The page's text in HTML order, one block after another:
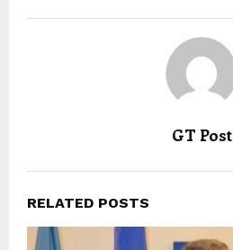
GT Post
RELATED POSTS